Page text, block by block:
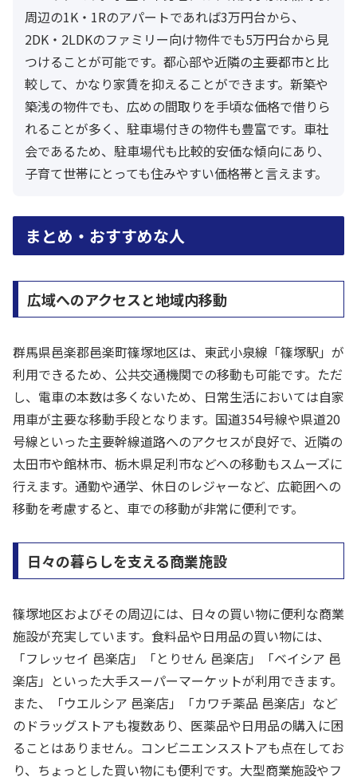
周辺の1K・1Rのアパートであれば3万円台から、
2DK・2LDKのファミリー向け物件でも5万円台から見
つけることが可能です。都心部や近隣の主要都市と比
較して、かなり家賃を抑えることができます。新築や
築浅の物件でも、広めの間取りを手頃な価格で借りら
れることが多く、駐車場付きの物件も豊富です。車社
会であるため、駐車場代も比較的安価な傾向にあり、
子育て世帯にとっても住みやすい価格帯と言えます。
まとめ・おすすめな人
広域へのアクセスと地域内移動
群馬県邑楽郡邑楽町篠塚地区は、東武小泉線「篠塚駅」が
利用できるため、公共交通機関での移動も可能です。ただ
し、電車の本数は多くないため、日常生活においては自家
用車が主要な移動手段となります。国道354号線や県道20
号線といった主要幹線道路へのアクセスが良好で、近隣の
太田市や館林市、栃木県足利市などへの移動もスムーズに
行えます。通勤や通学、休日のレジャーなど、広範囲への
移動を考慮すると、車での移動が非常に便利です。
日々の暮らしを支える商業施設
篠塚地区およびその周辺には、日々の買い物に便利な商業
施設が充実しています。食料品や日用品の買い物には、
「フレッセイ 邑楽店」「とりせん 邑楽店」「ベイシア 邑
楽店」といった大手スーパーマーケットが利用できます。
また、「ウエルシア 邑楽店」「カワチ薬品 邑楽店」など
のドラッグストアも複数あり、医薬品や日用品の購入に困
ることはありません。コンビニエンスストアも点在してお
り、ちょっとした買い物にも便利です。大型商業施設やフ